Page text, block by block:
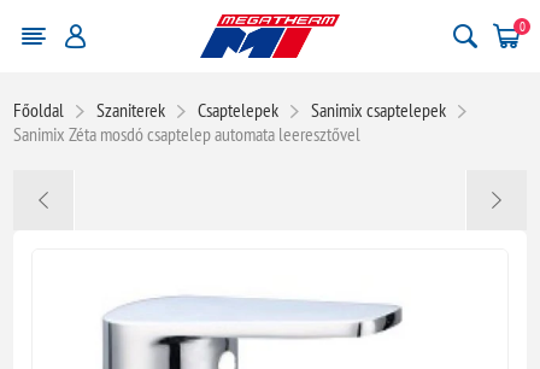
0
Főoldal Szaniterek Csaptelepek
Sanimix csaptelepek
Sanimix Zéta mosdó csaptelep automata leeresztővel